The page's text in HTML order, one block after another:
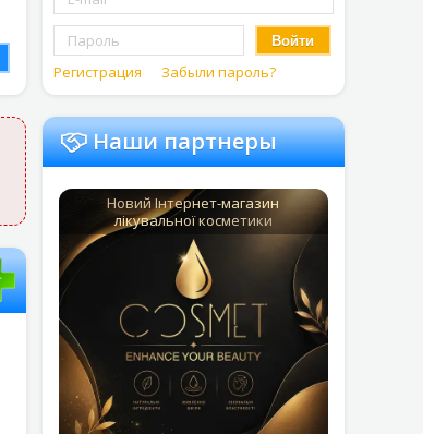
Войти
Регистрация Забыли пароль?
Наши партнеры
Новий Інтернет-магазин
лікувальної косметики